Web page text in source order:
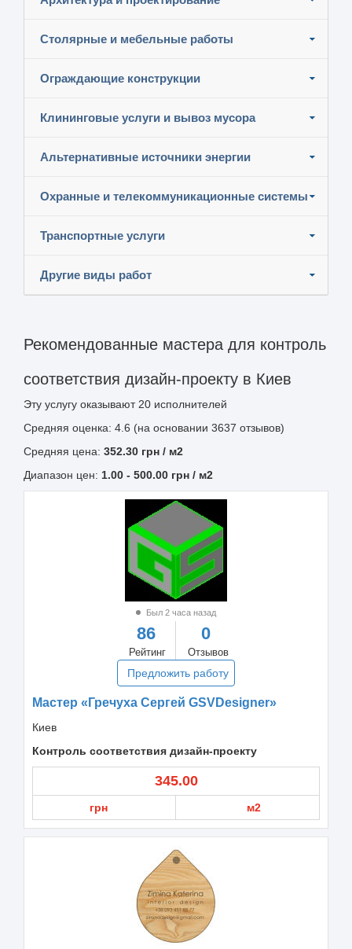
Столярные и мебельные работы
Ограждающие конструкции
Клининговые услуги и вывоз мусора
Альтернативные источники энергии
Охранные и телекоммуникационные системы
Транспортные услуги
Другие виды работ
Рекомендованные мастера для контроль
соответствия дизайн-проекту в Киев
Эту услугу оказывают 20 исполнителей
Средняя оценка: 4.6 (на основании 3637 отзывов)
Средняя цена: 352.30 грн / м2
Диапазон цен: 1.00 - 500.00 грн / м2
Был 2 часа назад
86
Рейтинг
0
Отзывов
Предложить работу
Мастер «Гречуха Сергей GSVDesigner»
Киев
Контроль соответствия дизайн-проекту
345.00
грн м2